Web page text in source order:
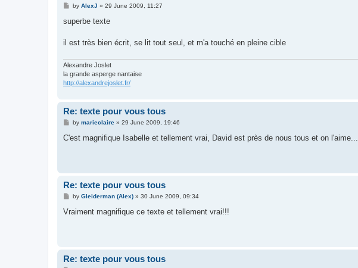
P
s
t
by AlexJ » 29 June 2009, 11:27
superbe texte
il est très bien écrit, se lit tout seul, et m'a touché en pleine cible
Alexandre Joslet
la grande asperge nantaise
http://alexandrejoslet.fr/
Re: texte pour vous tous
P
s
by marieclaire» 29 June 2009, 19:46
C'est magnifique Isabelle et tellement vrai, David est près de nous tous et on l'aime...
Re: texte pour vous tous
P
s
by Gleiderman (Alex)» 30 June 2009, 09:34
Vraiment magnifique ce texte et tellement vrai!!!
Re: texte pour vous tous